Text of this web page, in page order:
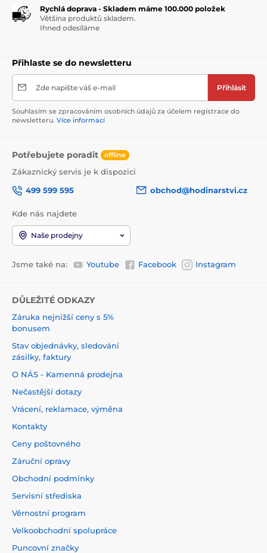
Rychlá doprava - Skladem máme 100.000 položek
Většina produktů skladem.
Ihned odesíláme
Přihlaste se do newsletteru
Zde napište váš e-mail Přihlásit
Souhlasím se zpracováním osobních údajů za účelem registrace do
newsletteru. Více informací
Potřebujete poradit offline
Zákaznický servis je k dispozici
499 599 595
obchod@hodinarstvi.cz
Kde nás najdete
Naše prodejny
Jsme také na: Youtube Facebook Instagram
DŮLEŽITÉ ODKAZY
Záruka nejnižší ceny s 5%
bonusem
Stav objednávky, sledování
zásilky, faktury
O NÁS - Kamenná prodejna
Nečastější dotazy
Vrácení, reklamace, výměna
Kontakty
Ceny poštovného
Záruční opravy
Obchodní podmínky
Servisní střediska
Věrnostní program
Velkoobchodní spolupráce
Puncovní značky